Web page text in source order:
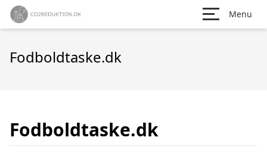
Menu
Fodboldtaske.dk
Fodboldtaske.dk